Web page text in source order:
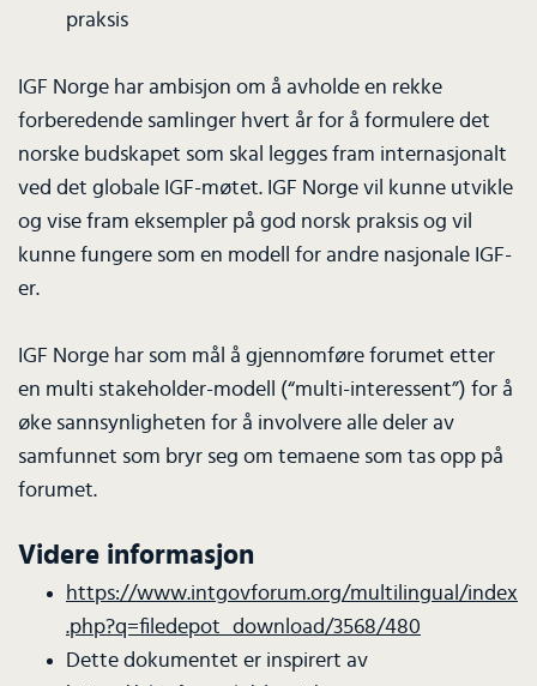
praksis
IGF Norge har ambisjon om å avholde en rekke
forberedende samlinger hvert år for å formulere det
norske budskapet som skal legges fram internasjonalt
ved det globale IGF-møtet. IGF Norge vil kunne utvikle
og vise fram eksempler på god norsk praksis og vil
kunne fungere som en modell for andre nasjonale IGF-
er.
IGF Norge har som mål å gjennomføre forumet etter
en multi stakeholder-modell (“multi-interessent”) for å
øke sannsynligheten for å involvere alle deler av
samfunnet som bryr seg om temaene som tas opp på
forumet.
Videre informasjon
https://www.intgovforum.org/multilingual/index
.php?q=filedepot_download/3568/480
Dette dokumentet er inspirert av